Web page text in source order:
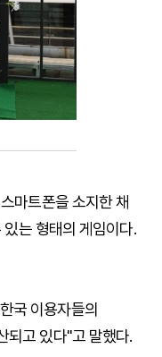
마트폰을 소지한 채
는 형태의 게임이다.
국 이용자들의
되고 있다"고 말했다.